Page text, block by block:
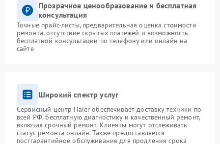
Прозрачное ценообразование и бесплатная
консультация
Точные прайс-листы, предварительная оценка стоимости
ремонта, отсутствие скрытых платежей и возможность
бесплатной консультации по телефону или онлайн на
сайте
Широкий спектр услуг
Сервисный центр Haier обеспечивает доставку техники по
всей РФ, бесплатную диагностику и качественный ремонт,
включая срочный ремонт. Клиенты могут отслеживать
статус ремонта онлайн. Также предоставляется
постгарантийное обслуживание для продления срока